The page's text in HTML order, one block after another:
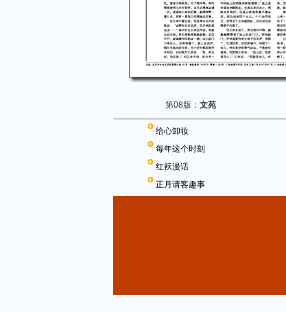
第08版： 文苑
给心卸妆
每年这个时刻
红袄漫话
正月请客趣事